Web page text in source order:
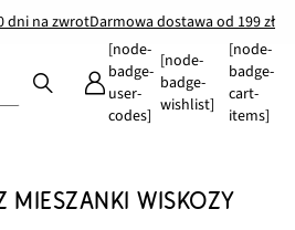
dni na zwrotDarmowa dostawa od 199 zł
[node-
badge-
user-
codes]
[node-
badge-
wishlist]
[node-
badge-
cart-
items]
WISKOZY